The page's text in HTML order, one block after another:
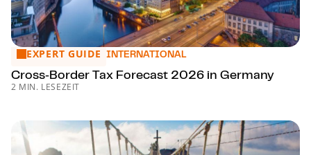
Cross‑Bor­der Tax Forecast 2026 in Germany
EXPERT GUIDE INTERNATIONAL
Cross‑Bor­der Tax Forecast 2026 in Germany
2 MIN. LESEZEIT